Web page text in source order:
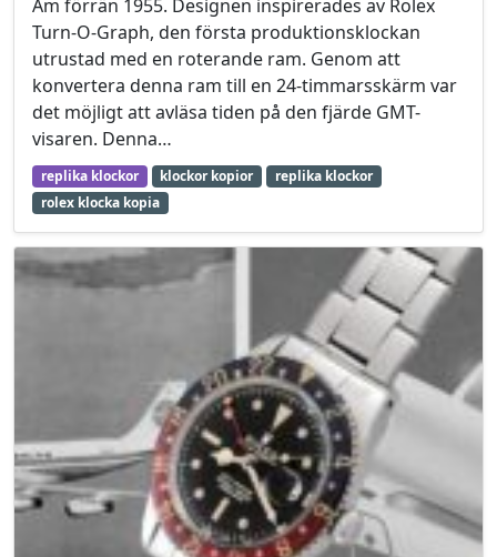
Am förrän 1955. Designen inspirerades av Rolex
Turn-O-Graph, den första produktionsklockan
utrustad med en roterande ram. Genom att
konvertera denna ram till en 24-timmarsskärm var
det möjligt att avläsa tiden på den fjärde GMT-
visaren. Denna…
replika klockor klockor kopior
replika klockor
rolex klocka kopia